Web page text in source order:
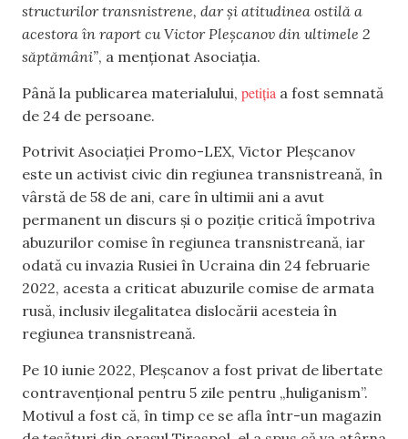
structurilor transnistrene, dar și atitudinea ostilă a
acestora în raport cu Victor Pleșcanov din ultimele 2
săptămâni”, a menționat Asociația.
Până la publicarea materialului, petiția a fost semnată
de 24 de persoane.
Potrivit Asociației Promo-LEX, Victor Pleșcanov
este un activist civic din regiunea transnistreană, în
vârstă de 58 de ani, care în ultimii ani a avut
permanent un discurs și o poziție critică împotriva
abuzurilor comise în regiunea transnistreană, iar
odată cu invazia Rusiei în Ucraina din 24 februarie
2022, acesta a criticat abuzurile comise de armata
rusă, inclusiv ilegalitatea dislocării acesteia în
regiunea transnistreană.
Pe 10 iunie 2022, Pleșcanov a fost privat de libertate
contravențional pentru 5 zile pentru „huliganism”.
Motivul a fost că, în timp ce se afla într-un magazin